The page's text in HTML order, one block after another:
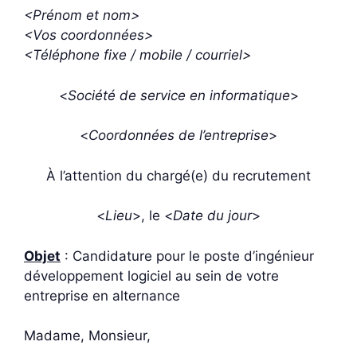
<Prénom et nom>
<Vos coordonnées>
<Téléphone fixe / mobile / courriel>
<Société de service en informatique>
<Coordonnées de l’entreprise>
À l’attention du chargé(e) du recrutement
<Lieu>, le <Date du jour>
Objet : Candidature pour le poste d’ingénieur
développement logiciel au sein de votre
entreprise en alternance
Madame, Monsieur,